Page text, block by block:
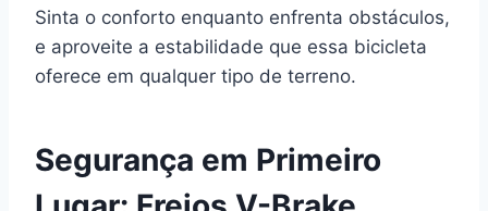
Sinta o conforto enquanto enfrenta obstáculos,
e aproveite a estabilidade que essa bicicleta
oferece em qualquer tipo de terreno.
Segurança em Primeiro